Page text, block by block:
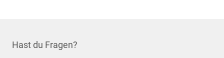
Hast du Fragen?